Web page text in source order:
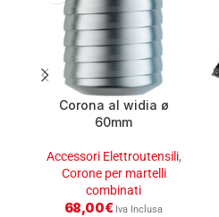
Corona al widia ø
60mm
Accessori Elettroutensili,
Corone per martelli
combinati
68,00€ Iva Inclusa